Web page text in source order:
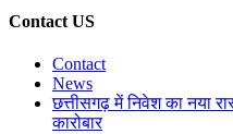
Contact US
Contact
News
छत्तीसगढ़ में निवेश का नया
कारोबार